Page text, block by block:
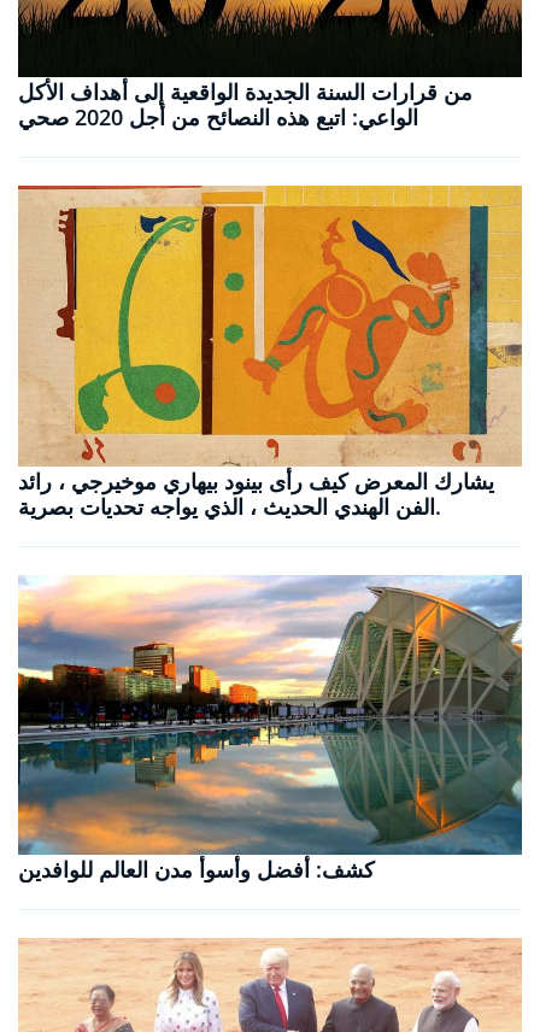
من قرارات السنة الجديدة الواقعية إلى أهداف الأكل
الواعي: اتبع هذه النصائح من أجل 2020 صحي
يشارك المعرض كيف رأى بينود بيهاري موخيرجي ، رائد
الفن الهندي الحديث ، الذي يواجه تحديات بصرية.
كشف: أفضل وأسوأ مدن العالم للوافدين